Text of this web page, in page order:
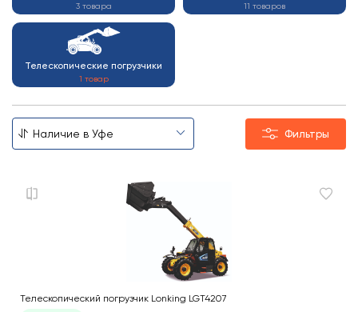
3 товара 11 товаров
Телескопические погрузчики
1 товар
Фильтры
Телескопический погрузчик Lonking LGT4207